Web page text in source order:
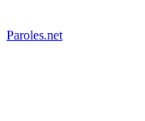
Paroles.net